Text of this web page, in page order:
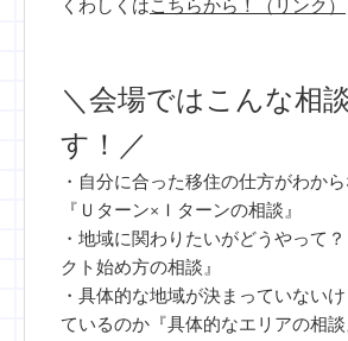
くわしくはこちらから！（リンク）
＼会場ではこんな相
す！／
・自分に合った移住の仕方がわか
『Ｕターン×Ｉターンの相談』
・地域に関わりたいがどうやって
クト始め方の相談』
・具体的な地域が決まっていない
ているのか『具体的なエリアの相談